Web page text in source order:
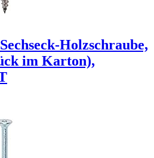
Holzschraube,
im Karton),